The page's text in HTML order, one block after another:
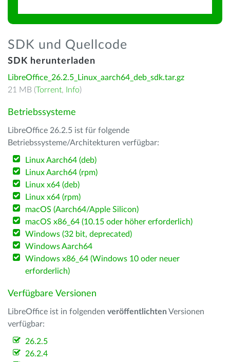
SDK und Quellcode
SDK herunterladen
LibreOffice_26.2.5_Linux_aarch64_deb_sdk.tar.gz
21 MB (Torrent, Info)
Betriebssysteme
LibreOffice 26.2.5 ist für folgende
Betriebssysteme/Architekturen verfügbar:
Linux Aarch64 (deb)
Linux Aarch64 (rpm)
Linux x64 (deb)
Linux x64 (rpm)
macOS (Aarch64/Apple Silicon)
macOS x86_64 (10.15 oder höher erforderlich)
Windows (32 bit, deprecated)
Windows Aarch64
Windows x86_64 (Windows 10 oder neuer
erforderlich)
Verfügbare Versionen
LibreOffice ist in folgenden veröffentlichten Versionen
verfügbar:
26.2.5
26.2.4